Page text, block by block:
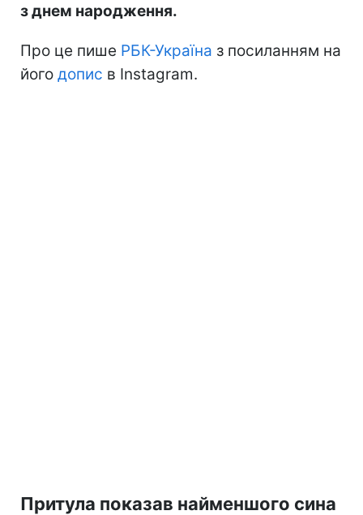
з днем народження.
Про це пише РБК-Україна з посиланням на
його допис в Instagram.
Притула показав найменшого сина